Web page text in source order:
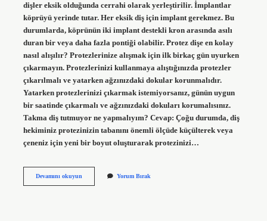
dişler eksik olduğunda cerrahi olarak yerleştirilir. İmplantlar
köprüyü yerinde tutar. Her eksik diş için implant gerekmez. Bu
durumlarda, köprünün iki implant destekli kron arasında asılı
duran bir veya daha fazla pontiği olabilir. Protez dişe en kolay
nasıl alışılır? Protezlerinize alışmak için ilk birkaç gün uyurken
çıkarmayın. Protezlerinizi kullanmaya alıştığınızda protezler
çıkarılmalı ve yatarken ağzınızdaki dokular korunmalıdır.
Yatarken protezlerinizi çıkarmak istemiyorsanız, günün uygun
bir saatinde çıkarmalı ve ağzınızdaki dokuları korumalısınız.
Takma diş tutmuyor ne yapmalıyım? Cevap: Çoğu durumda, diş
hekiminiz protezinizin tabanını önemli ölçüde küçülterek veya
çeneniz için yeni bir boyut oluşturarak protezinizi…
Devamını okuyunProtez
Yorum Bırak